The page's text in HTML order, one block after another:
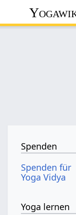
Spenden
Spenden für
Yoga Vidya
Yoga lernen